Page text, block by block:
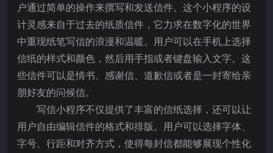
户通过简单的操作来撰写和发送信件。这个小程序的设
计灵感来自于过去的纸质信件，它力求在数字化的世界
中重现纸笔写信的浪漫和温暖。用户可以在手机上选择
信纸的样式和颜色，然后用手指或者键盘输入文字。这
些信件可以是情书、感谢信、道歉信或者是一封寄给亲
朋好友的问候信。
写信小程序不仅提供了丰富的信纸选择，还可以让
用户自由编辑信件的格式和排版。用户可以选择字体、
字号、行距和对齐方式，使得每封信都能够展现个性化